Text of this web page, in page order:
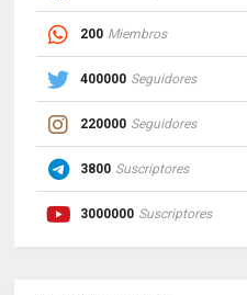
200 Miembros
400000 Seguidores
220000 Seguidores
3800 Suscriptores
3000000 Suscriptores